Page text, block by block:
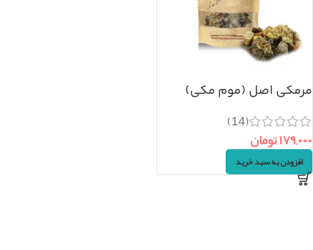
مرمکی اصل (موم مکی)
(14)
۱۷۹,۰۰۰تومان
افزودن به سبد خرید